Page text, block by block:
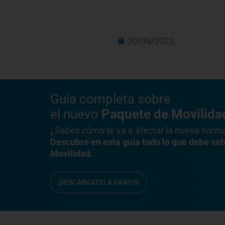
30/09/2022
Guía completa sobre
el nuevo Paquete de
¿Sabes cómo te va a afectar la nueva
Descubre en esta guía todo lo que debe
Movilidad.
¡DESCÁRGATELA GRATIS!